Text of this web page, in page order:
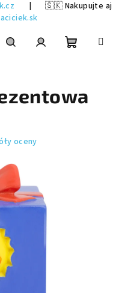
🇸🇰 Nakupujte aj
się
oceny